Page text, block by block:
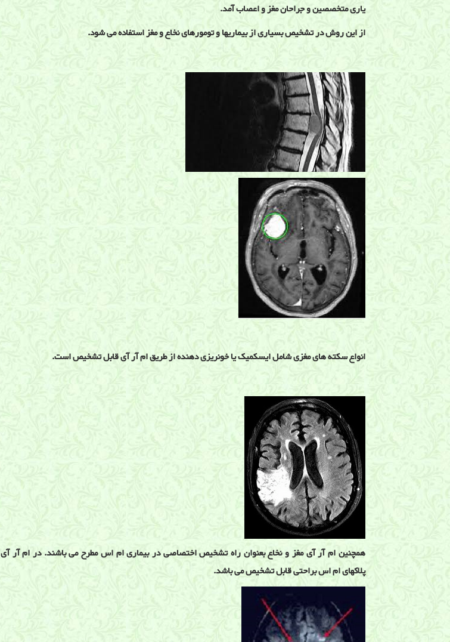
یاری متخصصین و جراحان مغز و اعصاب آمد.
از این روش در تشخیص بسیاری از بیماریها و تومورهای نخاع و مغز استفاده می شود.
انواع سکته های مغزی شامل ایسکمیک یا خونریزی دهنده از طریق ام آر آی قابل تشخیص است.
همچنین ام آر آی مغز و نخاع بعنوان راه تشخیص اختصاصی در بیماری ام اس مطرح می باشند. در ام آر آی
پلاکهای ام اس براحتی قابل تشخیص می باشد.